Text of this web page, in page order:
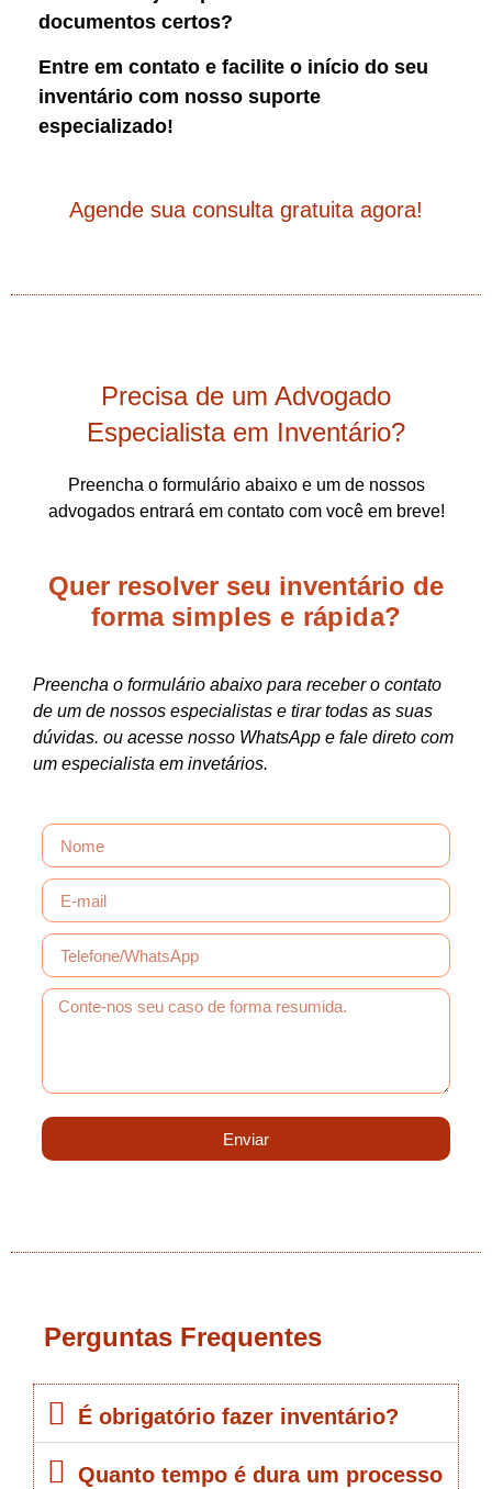
documentos certos?
Entre em contato e facilite o início do seu
inventário com nosso suporte
especializado!
Agende sua consulta gratuita agora!
Precisa de um Advogado
Especialista em Inventário?
Preencha o formulário abaixo e um de nossos
advogados entrará em contato com você em breve!
Quer resolver seu inventário de
forma simples e rápida?
Preencha o formulário abaixo para receber o contato
de um de nossos especialistas e tirar todas as suas
dúvidas. ou acesse nosso WhatsApp e fale direto com
um especialista em invetários.
Enviar
Perguntas Frequentes
É obrigatório fazer inventário?
Quanto tempo é dura um processo